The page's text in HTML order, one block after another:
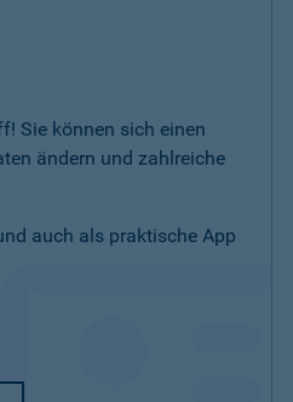
Sie können sich einen
ändern und zahlreiche
auch als praktische App